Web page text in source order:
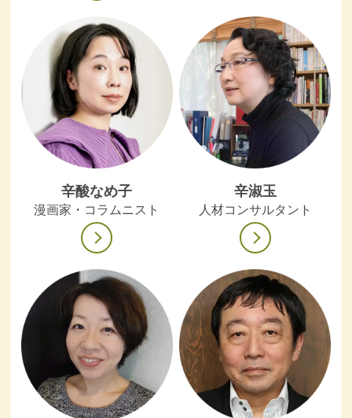
辛酸なめ子
漫画家・コラムニスト
辛淑玉
人材コンサルタント